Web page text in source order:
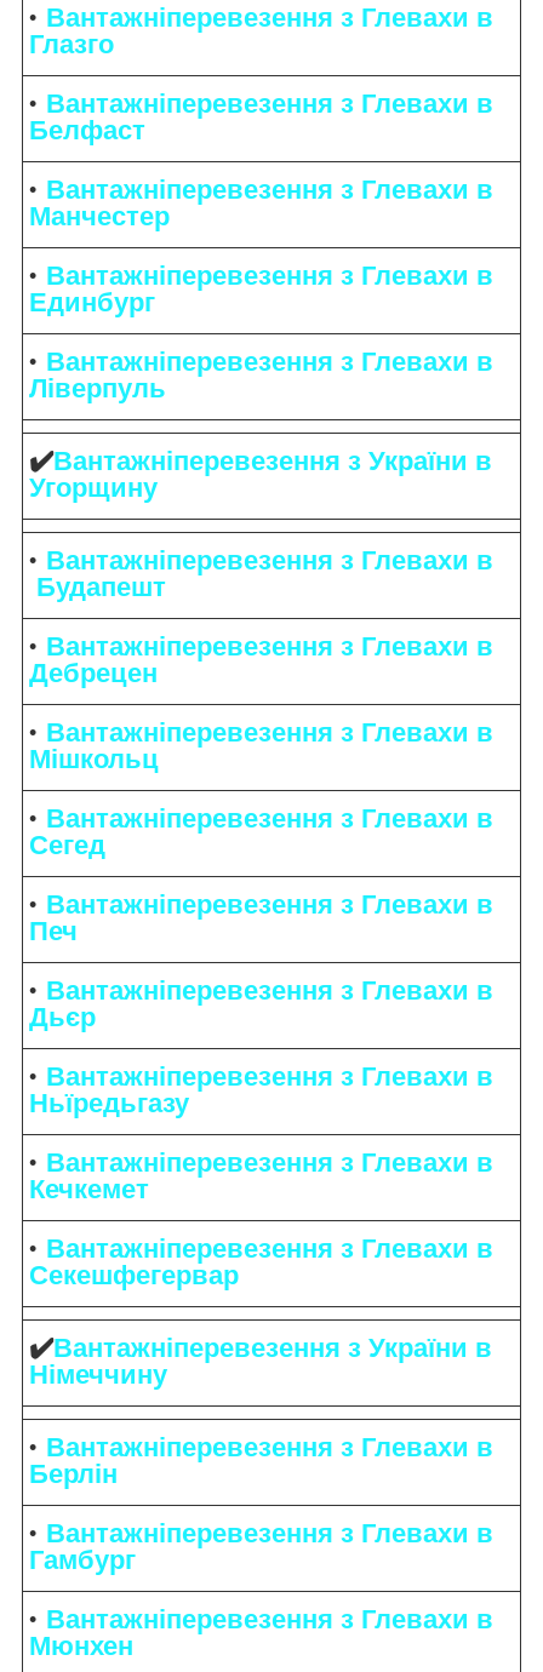
Вантажніперевезення з Глевахи в
Глазго
Вантажніперевезення з Глевахи в
Белфаст
Вантажніперевезення з Глевахи в
Манчестер
Вантажніперевезення з Глевахи в
Единбург
Вантажніперевезення з Глевахи в
Ліверпуль
✔️Вантажніперевезення з України в
Угорщину
Вантажніперевезення з Глевахи в
Будапешт
Вантажніперевезення з Глевахи в
Дебрецен
Вантажніперевезення з Глевахи в
Мішкольц
Вантажніперевезення з Глевахи в
Сегед
Вантажніперевезення з Глевахи в
Печ
Вантажніперевезення з Глевахи в
Дьєр
Вантажніперевезення з Глевахи в
Ньїредьгазу
Вантажніперевезення з Глевахи в
Кечкемет
Вантажніперевезення з Глевахи в
Секешфегервар
✔️Вантажніперевезення з України в
Німеччину
Вантажніперевезення з Глевахи в
Берлін
Вантажніперевезення з Глевахи в
Гамбург
Вантажніперевезення з Глевахи в
Мюнхен